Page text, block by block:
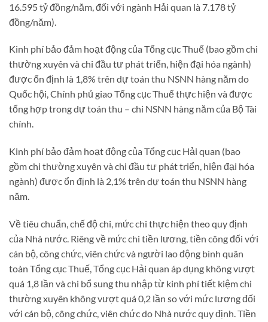
16.595 tỷ đồng/năm, đối với ngành Hải quan là 7.178 tỷ
đồng/năm).
Kinh phí bảo đảm hoạt động của Tổng cục Thuế (bao gồm chi
thường xuyên và chi đầu tư phát triển, hiện đại hóa ngành)
được ổn định là 1,8% trên dự toán thu NSNN hàng năm do
Quốc hội, Chính phủ giao Tổng cục Thuế thực hiện và được
tổng hợp trong dự toán thu – chi NSNN hàng năm của Bộ Tài
chính.
Kinh phí bảo đảm hoạt động của Tổng cục Hải quan (bao
gồm chi thường xuyên và chi đầu tư phát triển, hiện đại hóa
ngành) được ổn định là 2,1% trên dự toán thu NSNN hàng
năm.
Về tiêu chuẩn, chế độ chi, mức chi thực hiện theo quy định
của Nhà nước. Riêng về mức chi tiền lương, tiền công đối với
cán bộ, công chức, viên chức và người lao động bình quân
toàn Tổng cục Thuế, Tổng cục Hải quan áp dụng không vượt
quá 1,8 lần và chi bổ sung thu nhập từ kinh phí tiết kiệm chi
thường xuyên không vượt quá 0,2 lần so với mức lương đối
với cán bộ, công chức, viên chức do Nhà nước quy định. Tiền